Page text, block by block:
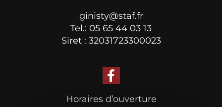
ginisty@staf.fr
Tel.: 05 65 44 03 13
Siret : 32031723300023
Horaires d’ouverture